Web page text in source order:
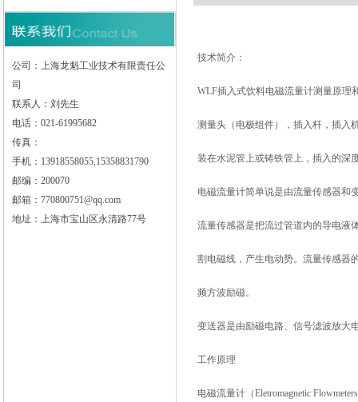
公司：上海龙魁工业技术有限责任公
司
联系人：刘先生
电话：021-61995682
传真：
手机：13918558055,15358831790
邮编：200070
邮箱：770800751@qq.com
地址：上海市宝山区永清路77号
技术简介：
WLF插入式饮料电磁流量计测量原理
测量头（电极组件），插入杆，插入
装在水泥管上或铸铁管上，插入的深
电磁流量计简单说是由流量传感器和
流量传感器是把流过管道内的导电液
割电磁线，产生电动势。流量传感器
频方波励磁。
变送器是由励磁电路、信号滤波放大
工作原理
电磁流量计（Eletromagnetic